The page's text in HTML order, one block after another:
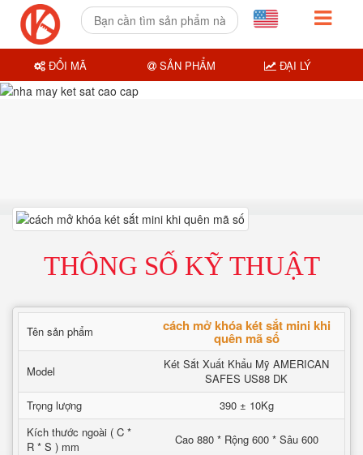
THÔNG SỐ KỸ THUẬT
Tên sản phẩm cách mở khóa két sắt mini khi
quên mã số
Model
Két Sắt Xuất Khẩu Mỹ AMERICAN
SAFES US88 DK
Trọng lượng
390 ± 10Kg
Kích thước ngoài ( C *
R * S ) mm
Cao 880 * Rộng 600 * Sâu 600
ĐỔI MÃ SẢN PHẨM ĐẠI LÝ